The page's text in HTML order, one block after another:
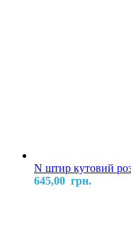
N штир кутовий
645,00 грн.